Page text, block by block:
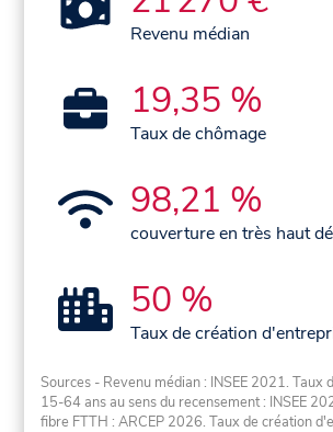
Revenu médian
19,35 %
Taux de chômage
98,21 %
couverture en très haut
50 %
Taux de création
Sources - Revenu médian : INSEE 2021. Taux
15-64 ans au sens du recensement : INSEE
fibre FTTH : ARCEP 2026. Taux de création